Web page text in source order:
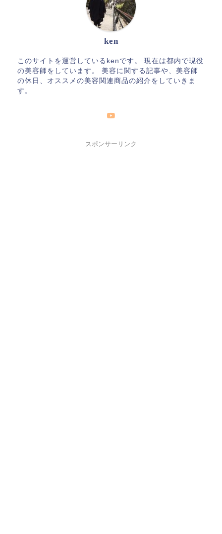
ken
このサイトを運営しているkenです。 現在は都内で現役
の美容師をしています。 美容に関する記事や、美容師
の休日、オススメの美容関連商品の紹介をしていきま
す。
スポンサーリンク